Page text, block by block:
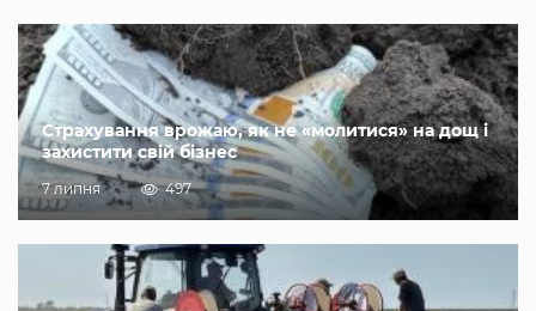
Страхування врожаю, як не «молитися» на дощ і
захистити свій бізнес
7 липня 497